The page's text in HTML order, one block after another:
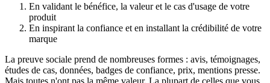
En validant le bénéfice, la valeur et le cas d'usage de votre
produit
En inspirant la confiance et en installant la crédibilité de votre
marque
La preuve sociale prend de nombreuses formes : avis, témoignages,
études de cas, données, badges de confiance, prix, mentions presse.
Mais toutes n'ont pas la même valeur. La plupart de celles que vous